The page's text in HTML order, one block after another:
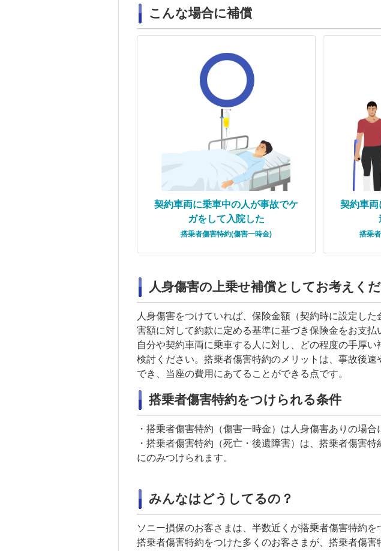
こんな場合に補償
契約車両に乗車中の人が事故でケ
ガをして入院した
搭乗者傷害特約(傷害一時金)
契約車両
搭乗
人身傷害の上乗せ補償としてお考えく
人身傷害をつけていれば、保険金額（契約時に設定し
害額に対して約款に定める基準に基づき保険金をお支払
自分や契約車両に乗車する人に対し、どの程度の手厚
検討ください。搭乗者傷害特約のメリットは、事故後
でき、当座の費用にあてることができる点です。
搭乗者傷害特約をつけられる条件
・搭乗者傷害特約（傷害一時金）は 人身傷害ありの場合
・搭乗者傷害特約（死亡・ 後遺障害）は、搭乗者傷害特
にのみつけられます。
みんなはどうしてるの？
ソニー損保のお客さまは、半数近くが搭乗者傷害特約を
搭乗者傷害特約をつけた多くのお客さまが、搭乗者傷害